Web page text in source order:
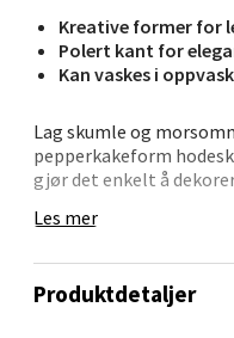
Kreative former for
Polert kant for
Kan vaskes i
Lag skumle og
pepperkakeform
gjør det enkelt å
Den kan også brukes til
Les mer
Produktdetaljer
Bergen -
Folke Bernadottes
0 i butikk